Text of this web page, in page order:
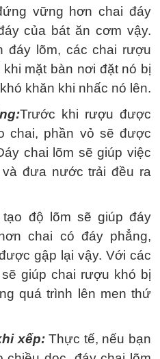
vững hơn chai đáy
của bát ăn cơm vậy.
đáy lõm, các chai rượu
mặt bàn nơi đặt nó bị
khăn khi nhấc nó lên.
Trước khi rượu được
chai, phần vỏ sẽ được
chai lõm sẽ giúp việc
đưa nước trải đều ra
tạo độ lõm sẽ giúp đáy
chai có đáy phẳng,
gập lại vậy. Với các
giúp chai rượu khó bị
quá trình lên men thứ
xếp:Thực tế, nếu bạn